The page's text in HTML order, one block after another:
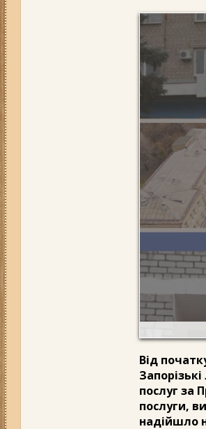
Від
послуг за
послуги,
надійшло